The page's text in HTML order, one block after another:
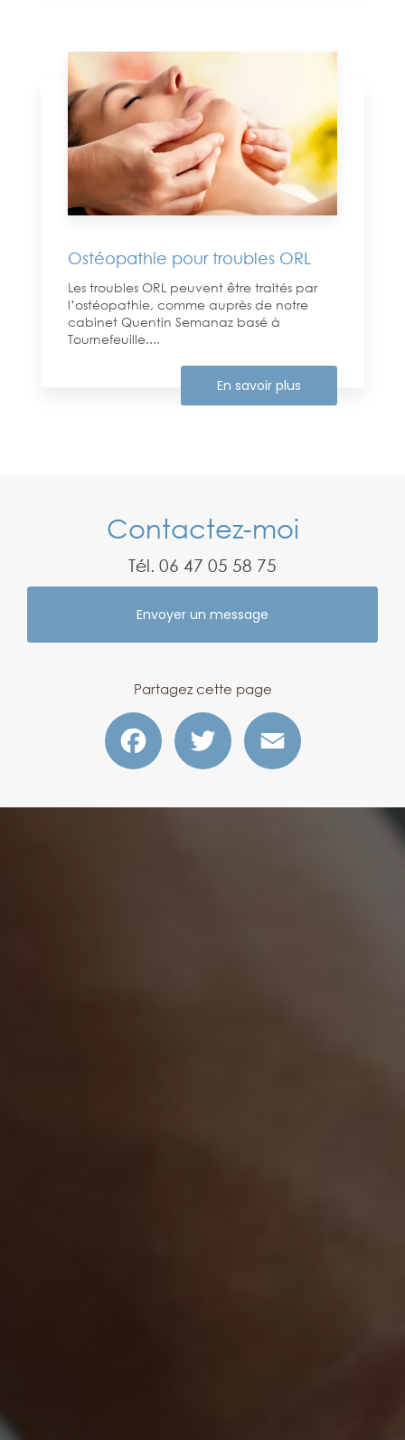
Ostéopathie pour troubles ORL
Les troubles ORL peuvent être traités par
l’ostéopathie, comme auprès de notre
cabinet Quentin Semanaz basé à
Tournefeuille....
En savoir plus
Contactez-moi
Tél. 06 47 05 58 75
Envoyer un message
Partagez cette page
Facebook Twitter